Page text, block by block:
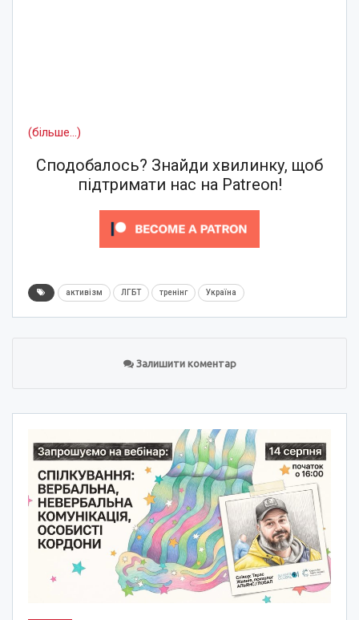
(більше…)
Сподобалось? Знайди хвилинку, щоб
підтримати нас на Patreon!
активізм ЛГБТ тренінг Україна
Залишити коментар